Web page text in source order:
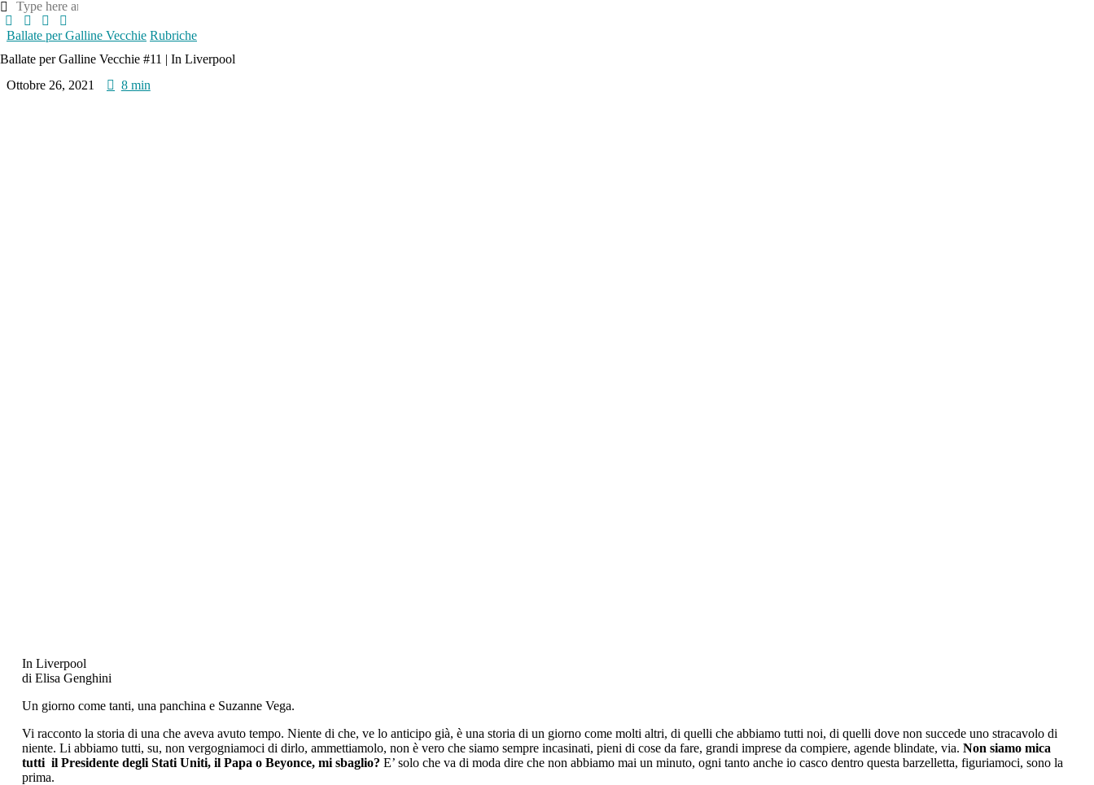
Ballate per Galline Vecchie Rubriche
Ballate per Galline Vecchie #11 | In Liverpool
Ottobre 26, 2021
8 min
In Liverpool
di Elisa Genghini
Un giorno come tanti, una panchina e Suzanne Vega.
Vi racconto la storia di una che aveva avuto tempo. Niente di che, ve lo anticipo già, è una storia di un giorno come molti altri, di quelli che abbiamo tutti noi, di quelli dove non succede uno stracavolo di
niente. Li abbiamo tutti, su, non vergogniamoci di dirlo, ammettiamolo, non è vero che siamo sempre incasinati, pieni di cose da fare, grandi imprese da compiere, agende blindate, via. Non siamo mica
tutti il Presidente degli Stati Uniti, il Papa o Beyonce, mi sbaglio? E’ solo che va di moda dire che non abbiamo mai un minuto, ogni tanto anche io casco dentro questa barzelletta, figuriamoci, sono la
prima.